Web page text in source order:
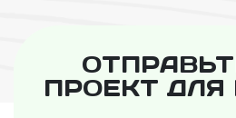
ПРОЕКТ ДЛЯ